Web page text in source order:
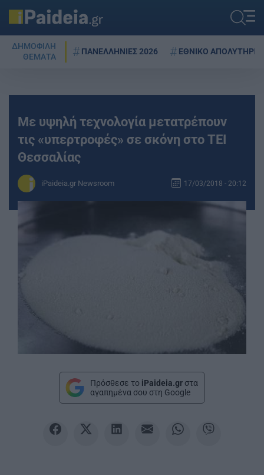
ΔΗΜΟΦΙΛΗ
ΘΕΜΑΤΑ
ΠΑΝΕΛΛΗΝΙΕΣ 2026 ΕΘΝΙΚΟ ΑΠΟΛΥΤΗΡΙΟ
Με υψηλή τεχνολογία μετατρέπουν
τις «υπερτροφές» σε σκόνη στο ΤΕΙ
Θεσσαλίας
iPaideia.gr Newsroom 17/03/2018 - 20:12
Πρόσθεσε το iPaideia.gr στα
αγαπημένα σου στη Google